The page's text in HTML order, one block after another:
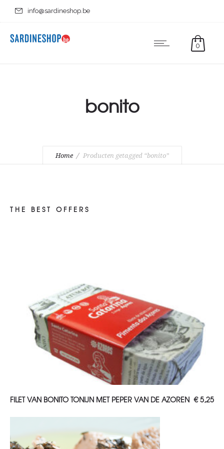
info@sardineshop.be
0
bonito
Home Producten getagged “bonito”
THE BEST OFFERS
TOEVOEGEN AAN WINKELWAGEN
FILET VAN BONITO TONIJN MET PEPER VAN DE AZOREN €5,25